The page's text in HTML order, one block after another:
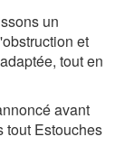
un
et
tout en
avant
tout Estouches